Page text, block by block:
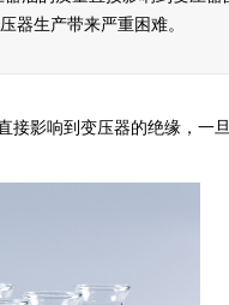
器生产带来严重困难。
接影响到变压器的绝缘，一